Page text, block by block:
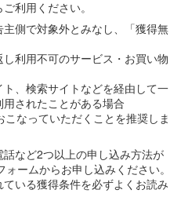
利用ください。
側で対象外とみなし、「獲得無
利用不可のサービス・お買い物
、検索サイトなどを経由して一
されたことがある場合
なっていただくことを推奨しま
など2つ以上の申し込み方法が
ームからお申し込みください。
いる獲得条件を必ずよくお読み